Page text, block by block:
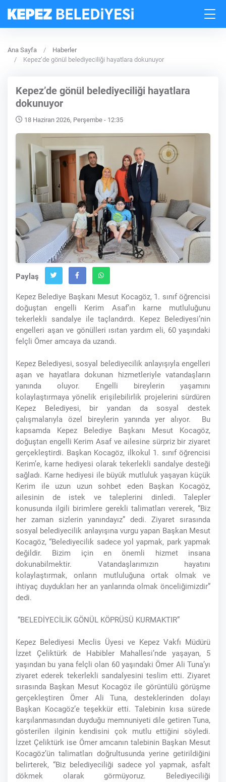
Ana Sayfa
Haberler
Kepez’de gönül belediyeciliği hayatlara dokunuyor
Kepez’de gönül belediyeciliği hayatlara
dokunuyor
18 Haziran 2026, Perşembe - 12:35
Paylaş
Kepez Belediye Başkanı Mesut Kocagöz, 1. sınıf öğrencisi
doğuştan engelli Kerim Asaf’ın karne mutluluğunu
tekerlekli sandalye ile taçlandırdı. Kepez Belediyesi’nin
engelleri aşan ve gönülleri ısıtan yardım eli, 60 yaşındaki
felçli Ömer amcaya da uzandı.
Kepez Belediyesi, sosyal belediyecilik anlayışıyla engelleri
aşan ve hayatlara dokunan hizmetleriyle vatandaşların
yanında oluyor. Engelli bireylerin yaşamını
kolaylaştırmaya yönelik erişilebilirlik projelerini sürdüren
Kepez Belediyesi, bir yandan da sosyal destek
çalışmalarıyla özel bireylerin yanında yer alıyor. Bu
kapsamda Kepez Belediye Başkanı Mesut Kocagöz,
doğuştan engelli Kerim Asaf ve ailesine sürpriz bir ziyaret
gerçekleştirdi. Başkan Kocagöz, ilkokul 1. sınıf öğrencisi
Kerim’e, karne hediyesi olarak tekerlekli sandalye desteği
sağladı. Karne hediyesi ile büyük mutluluk yaşayan küçük
Kerim ile uzun uzun sohbet eden Başkan Kocagöz,
ailesinin de istek ve taleplerini dinledi. Talepler
konusunda ilgili birimlere gerekli talimatları vererek, “Biz
her zaman sizlerin yanındayız” dedi. Ziyaret sırasında
sosyal belediyecilik anlayışına vurgu yapan Başkan Mesut
Kocagöz, “Belediyecilik sadece yol yapmak, park yapmak
değildir. Bizim için en önemli hizmet insana
dokunabilmektir. Vatandaşlarımızın hayatını
kolaylaştırmak, onların mutluluğuna ortak olmak ve
ihtiyaç duydukları her an yanlarında olmak önceliğimizdir”
dedi.
“BELEDİYECİLİK GÖNÜL KÖPRÜSÜ KURMAKTIR”
Kepez Belediyesi Meclis Üyesi ve Kepez Vakfı Müdürü
İzzet Çeliktürk de Habibler Mahallesi’nde yaşayan, 5
yaşından bu yana felçli olan 60 yaşındaki Ömer Ali Tuna’yı
ziyaret ederek tekerlekli sandalyesini teslim etti. Ziyaret
sırasında Başkan Mesut Kocagöz ile görüntülü görüşme
gerçekleştiren Ömer Ali Tuna, desteklerinden dolayı
Başkan Kocagöz’e teşekkür etti. Talebinin kısa sürede
karşılanmasından duyduğu memnuniyeti dile getiren Tuna,
gösterilen ilginin kendisini çok mutlu ettiğini söyledi.
İzzet Çeliktürk ise Ömer amcanın talebinin Başkan Mesut
Kocagöz’ün talimatları doğrultusunda yerine getirildiğini
belirterek, “Biz belediyeciliği sadece yol yapmak, asfalt
dökmek olarak görmüyoruz. Belediyeciliği